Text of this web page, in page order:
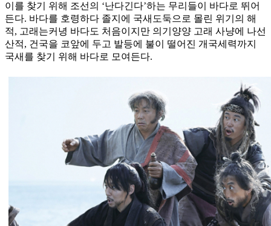
이를 찾기 위해 조선의 ‘난다긴다’하는 무리들이 바다로 뛰어
든다. 바다를 호령하다 졸지에 국새도둑으로 몰린 위기의 해
적, 고래는커녕 바다도 처음이지만 의기양양 고래 사냥에 나선
산적, 건국을 코앞에 두고 발등에 불이 떨어진 개국세력까지
국새를 찾기 위해 바다로 모여든다.